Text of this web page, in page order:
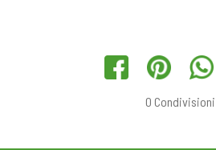
0 Condivisioni